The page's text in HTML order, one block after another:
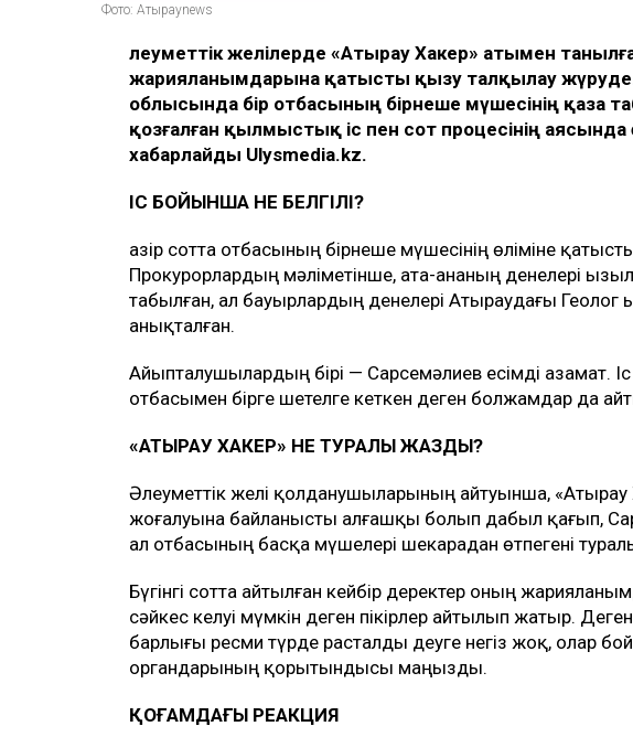
Фото: Атырауnews
Әлеуметтік желілерде «Атырау Хакер» атымен
жарияланымдарына қатысты қызу талқылау жүруде.
облысында бір отбасының бірнеше мүшесінің қаза
қозғалған қылмыстық іс пен сот процесінің
хабарлайды Ulysmedia.kz.
ІС БОЙЫНША НЕ БЕЛГІЛІ?
Қазір сотта отбасының бірнеше мүшесінің өліміне
Прокурорлардың мәліметінше, ата-ананың денелері
табылған, ал бауырлардың денелері Атыраудағы
анықталған.
Айыпталушылардың бірі — Сарсемәлиев есімді азамат.
отбасымен бірге шетелге кеткен деген болжамдар да
«АТЫРАУ ХАКЕР» НЕ ТУРАЛЫ ЖАЗДЫ?
Әлеуметтік желі қолданушыларының айтуынша, «Атырау
жоғалуына байланысты алғашқы болып дабыл қағып,
ал отбасының басқа мүшелері шекарадан өтпегені
Бүгінгі сотта айтылған кейбір деректер оның
сәйкес келуі мүмкін деген пікірлер айтылып жатыр.
барлығы ресми түрде расталды деуге негіз жоқ, олар
органдарының қорытындысы маңызды.
ҚОҒАМДАҒЫ РЕАКЦИЯ